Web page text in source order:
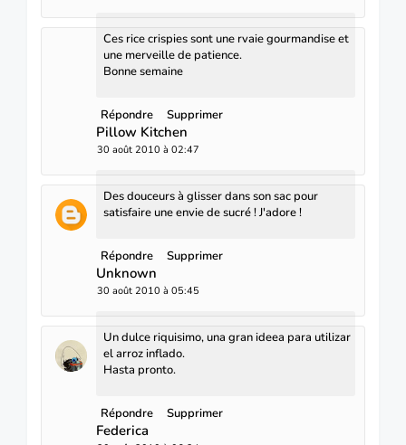
Ces rice crispies sont une rvaie gourmandise et
une merveille de patience.
Bonne semaine
Répondre Supprimer
Pillow Kitchen
30 août 2010 à 02:47
Des douceurs à glisser dans son sac pour
satisfaire une envie de sucré ! J'adore !
Répondre Supprimer
Unknown
30 août 2010 à 05:45
Un dulce riquisimo, una gran ideea para utilizar
el arroz inflado.
Hasta pronto.
Répondre Supprimer
Federica